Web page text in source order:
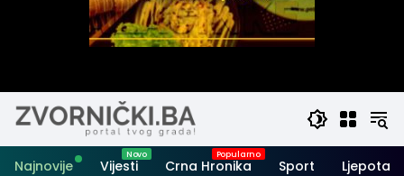
Najnovije Vijesti Crna Hronika Sport Ljepota i